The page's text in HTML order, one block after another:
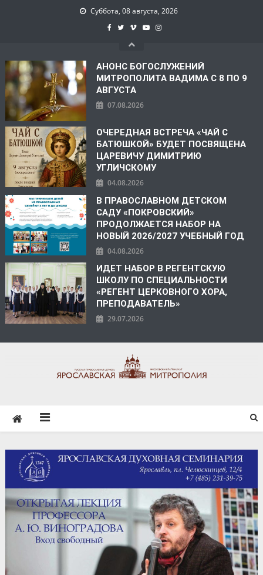
Суббота, 08 августа, 2026
АНОНС БОГОСЛУЖЕНИЙ
МИТРОПОЛИТА ВАДИМА С 8 ПО 9
АВГУСТА
07.08.2026
ОЧЕРЕДНАЯ ВСТРЕЧА «ЧАЙ С
БАТЮШКОЙ» БУДЕТ ПОСВЯЩЕНА
ЦАРЕВИЧУ ДИМИТРИЮ
УГЛИЧСКОМУ
04.08.2026
В ПРАВОСЛАВНОМ ДЕТСКОМ
САДУ «ПОКРОВСКИЙ»
ПРОДОЛЖАЕТСЯ НАБОР НА
НОВЫЙ 2026/2027 УЧЕБНЫЙ ГОД
04.08.2026
ИДЕТ НАБОР В РЕГЕНТСКУЮ
ШКОЛУ ПО СПЕЦИАЛЬНОСТИ
«РЕГЕНТ ЦЕРКОВНОГО ХОРА,
ПРЕПОДАВАТЕЛЬ»
29.07.2026